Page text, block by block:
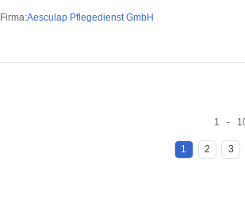
Firma:Aesculap Pflegedienst GmbH
1 -
1 2 3